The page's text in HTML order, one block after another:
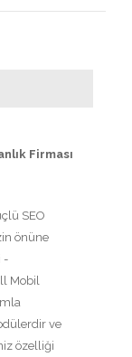
Firması
SEO
önüne
-
Mobil
ve
özelliği